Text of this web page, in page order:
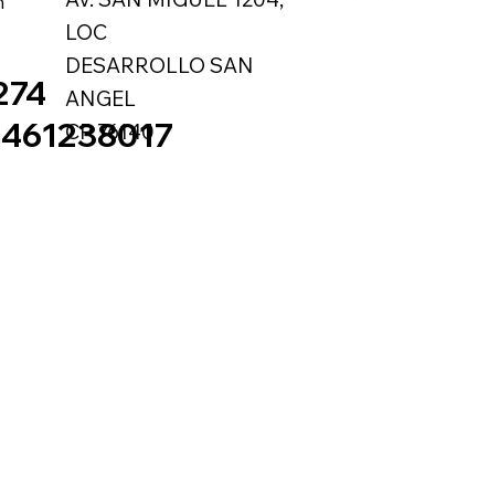
LOC
DESARROLLO SAN
ANGEL
CP 76140